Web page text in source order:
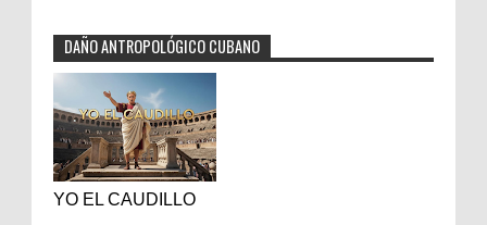
DAÑO ANTROPOLÓGICO CUBANO
YO EL CAUDILLO